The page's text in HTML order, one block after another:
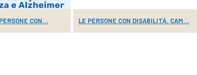
CON... LE PERSONE CON DISABILITÀ. CAM...